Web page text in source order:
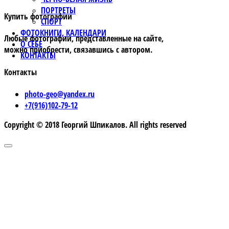
ПОРТРЕТЫ
СПОРТ
ФОТОКНИГИ, КАЛЕНДАРИ
О СЕБЕ
КОНТАКТЫ
Купить фотографии
Любые фотографии, представленные на сайте,
можно приобрести, связавшись с автором.
Контакты
photo-geo@yandex.ru
+7(916)102-79-12
Copyright © 2018 Георгий Шпикалов. All rights reserved